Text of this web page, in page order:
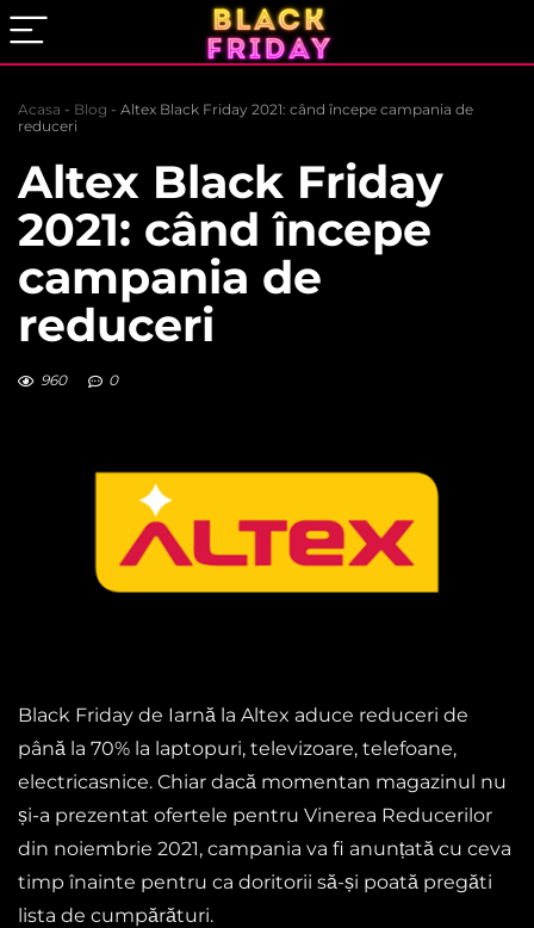
Acasa - Blog - Altex Black Friday 2021: când începe campania de
reduceri
Altex Black Friday
2021: când începe
campania de
reduceri
960 0
Black Friday de Iarnă la Altex aduce reduceri de
până la 70% la laptopuri, televizoare, telefoane,
electricasnice. Chiar dacă momentan magazinul nu
și-a prezentat ofertele pentru Vinerea Reducerilor
din noiembrie 2021, campania va fi anunțată cu ceva
timp înainte pentru ca doritorii să-și poată pregăti
lista de cumpărături.